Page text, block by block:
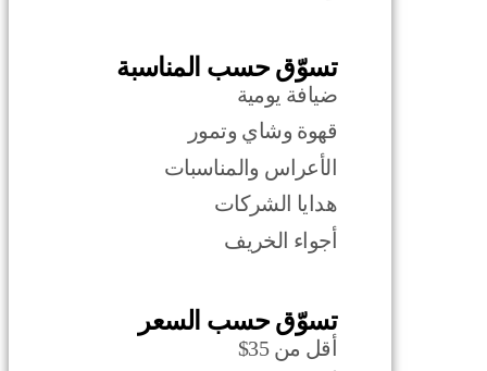
تسوّق حسب المناسبة
ضيافة يومية
قهوة وشاي وتمور
الأعراس والمناسبات
هدايا الشركات
أجواء الخريف
تسوّق حسب السعر
أقل من 35$